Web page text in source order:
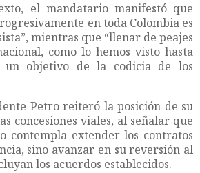
el mandatario manifestó que
en toda Colombia es
mientras que “llenar de peajes
como lo hemos visto hasta
un objetivo de la codicia de los
Petro reiteró la posición de su
concesiones viales, al señalar que
contempla extender los contratos
sino avanzar en su reversión al
los acuerdos establecidos.